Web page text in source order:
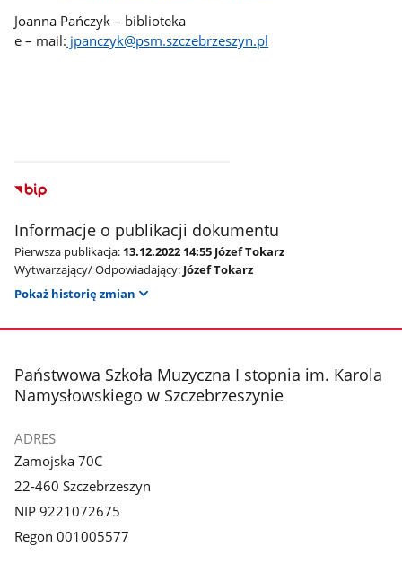
Joanna Pańczyk – biblioteka
e – mail: jpanczyk@psm.szczebrzeszyn.pl
Informacje o publikacji dokumentu
Pierwsza publikacja: 13.12.2022 14:55 Józef Tokarz
Wytwarzający/ Odpowiadający: Józef Tokarz
Pokaż historię zmian
stopka
Państwowa Szkoła Muzyczna I stopnia im. Karola
Namysłowskiego w Szczebrzeszynie
ADRES
Zamojska 70C
22-460 Szczebrzeszyn
NIP 9221072675
Regon 001005577